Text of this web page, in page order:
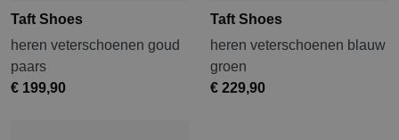
Taft Shoes
heren veterschoenen goud
paars
€ 199,90
Taft Shoes
heren veterschoenen blauw
groen
€ 229,90